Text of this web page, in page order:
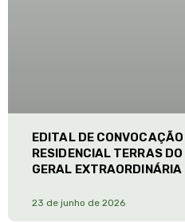
EDITAL DE
RESIDENCIAL TERRAS
GERAL EXTRAORDINÁRIA
23 de junho de 2026